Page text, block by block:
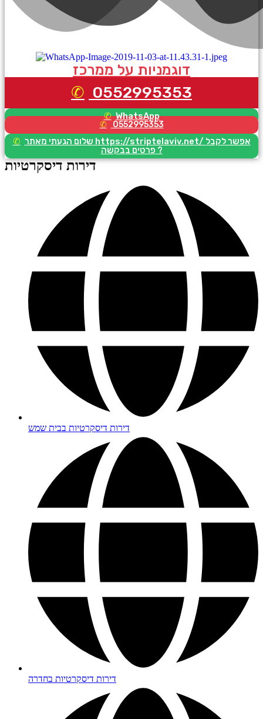
דוגמניות על ממרכז
0552995353
WhatsApp
0552995353
שלום הגעתי מאתר https://striptelaviv.net/ אפשר לקבל
פרטים בבקשה ?
דירות דיסקרטיות
דירות דיסקרטיות בבית שמש
דירות דיסקרטיות בחדרה